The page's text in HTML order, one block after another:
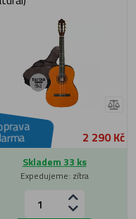
2 290 Kč
Skladem 33 ks
Expedujeme: zítra